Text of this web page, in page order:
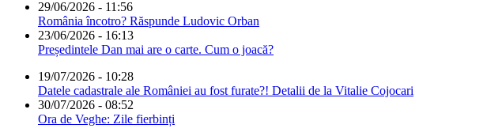
29/06/2026 - 11:56
România încotro? Răspunde Ludovic Orban
23/06/2026 - 16:13
Președintele Dan mai are o carte. Cum o joacă?
19/07/2026 - 10:28
Datele cadastrale ale României au fost furate?! Detalii de la Vitalie Cojocari
30/07/2026 - 08:52
Ora de Veghe: Zile fierbinți